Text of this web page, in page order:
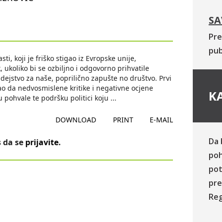
koji je friško stigao iz Evropske unije,
ukoliko bi se ozbiljno i odgovorno prihvatile
za naše, poprilično zapušte no društvo. Prvi
da nedvosmislene kritike i negativne ocjene
te podršku politici koju ...
DOWNLOAD PRINT E-MAIL
se prijavite.